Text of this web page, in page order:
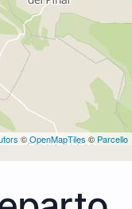
©OpenMapTiles © Parcello